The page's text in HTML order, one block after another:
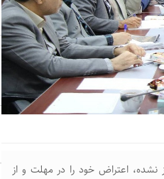
اعتراض خود را در مهلت و از